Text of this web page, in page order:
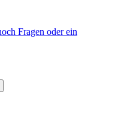
Fragen oder ein